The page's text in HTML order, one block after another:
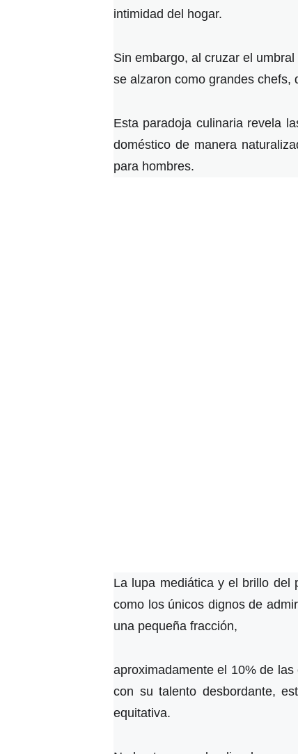
intimidad del hogar.
Sin embargo, al cruzar el
se alzaron como grandes chefs,
Esta paradoja culinaria revela
doméstico de manera
para hombres.
La lupa mediática y el brillo del
como los únicos dignos de
una pequeña fracción,
aproximadamente el 10% de
con su talento desbordante,
equitativa.